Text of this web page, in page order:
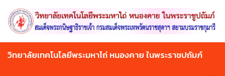
main
content
วิทยาลัยเทคโนโลยีพระมหาไถ่ หนองคาย ในพระราชปถัมภ์